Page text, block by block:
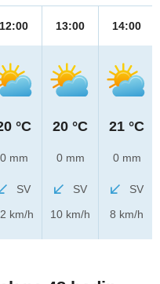
12:00
°C
0 mm
SV
km/h
13:00
20 °C
0 mm
SV
10 km/h
14:00
21 °C
0 mm
SV
8 km/h